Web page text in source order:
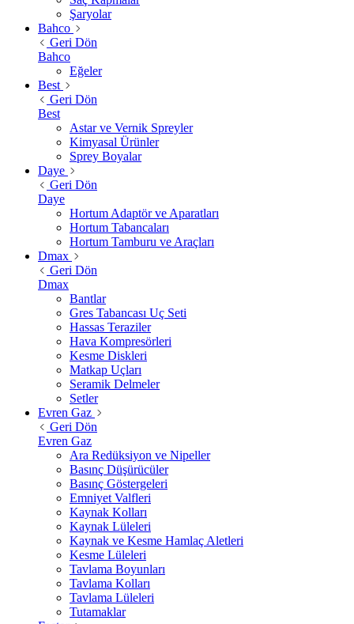
Şaryolar
Bahco
Geri Dön
Bahco
Eğeler
Best
Geri Dön
Best
Astar ve Vernik Spreyler
Kimyasal Ürünler
Sprey Boyalar
Daye
Geri Dön
Daye
Hortum Adaptör ve Aparatları
Hortum Tabancaları
Hortum Tamburu ve Araçları
Dmax
Geri Dön
Dmax
Bantlar
Gres Tabancası Uç Seti
Hassas Teraziler
Hava Kompresörleri
Kesme Diskleri
Matkap Uçları
Seramik Delmeler
Setler
Evren Gaz
Geri Dön
Evren Gaz
Ara Redüksiyon ve Nipeller
Basınç Düşürücüler
Basınç Göstergeleri
Emniyet Valfleri
Kaynak Kolları
Kaynak Lüleleri
Kaynak ve Kesme Hamlaç Aletleri
Kesme Lüleleri
Tavlama Boyunları
Tavlama Kolları
Tavlama Lüleleri
Tutamaklar